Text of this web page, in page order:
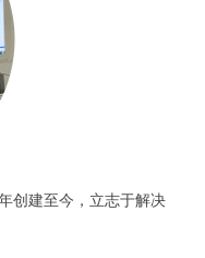
创建至今，立志于解决